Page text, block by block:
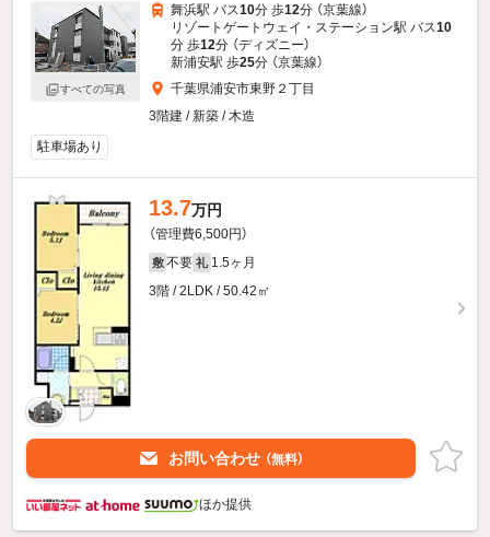
すべての写真
舞浜駅 バス10分 歩12分 （京葉線）
リゾートゲートウェイ・ステーション駅 バス10
分 歩12分 （ディズニー）
新浦安駅 歩25分 （京葉線）
千葉県浦安市東野２丁目
3階建 / 新築 / 木造
駐車場あり
13.7万円
（管理費6,500円）
敷 不要 礼 1.5ヶ月
3階 / 2LDK / 50.42㎡
お問い合わせ （無料）
ほか提供